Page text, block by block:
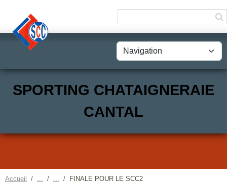
SPORTING CHATAIGNERAIE
CANTAL
Accueil FINALE POUR LE SCC2